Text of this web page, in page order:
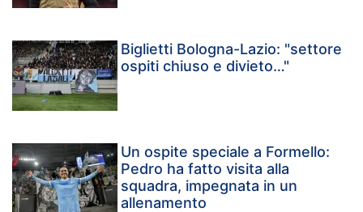
Biglietti Bologna-Lazio: "settore
ospiti chiuso e divieto…"
Un ospite speciale a Formello:
Pedro ha fatto visita alla
squadra, impegnata in un
allenamento